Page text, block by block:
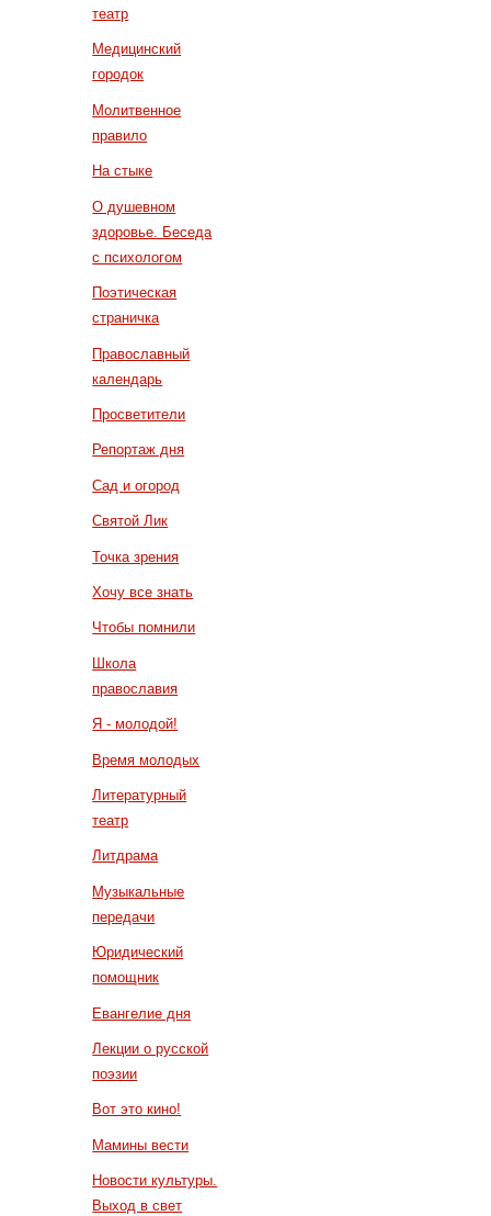
театр
Медицинский
городок
Молитвенное
правило
На стыке
О душевном
здоровье. Беседа
с психологом
Поэтическая
страничка
Православный
календарь
Просветители
Репортаж дня
Сад и огород
Святой Лик
Точка зрения
Хочу все знать
Чтобы помнили
Школа
православия
Я - молодой!
Время молодых
Литературный
театр
Литдрама
Музыкальные
передачи
Юридический
помощник
Евангелие дня
Лекции о русской
поэзии
Вот это кино!
Мамины вести
Новости культуры.
Выход в свет